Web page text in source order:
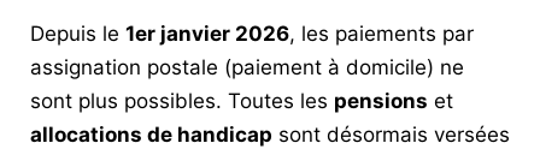
Depuis le 1er janvier 2026, les paiements par
assignation postale (paiement à domicile) ne
sont plus possibles. Toutes les pensions et
allocations de handicap sont désormais versées